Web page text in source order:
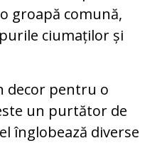
groapă comună,
ciumaților și
decor pentru o
un purtător de
înglobează diverse